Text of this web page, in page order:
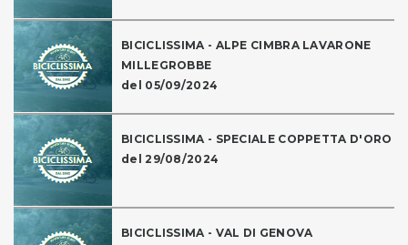
BICICLISSIMA - ALPE CIMBRA LAVARONE
MILLEGROBBE
del 05/09/2024
BICICLISSIMA - SPECIALE COPPETTA D'ORO
del 29/08/2024
BICICLISSIMA - VAL DI GENOVA